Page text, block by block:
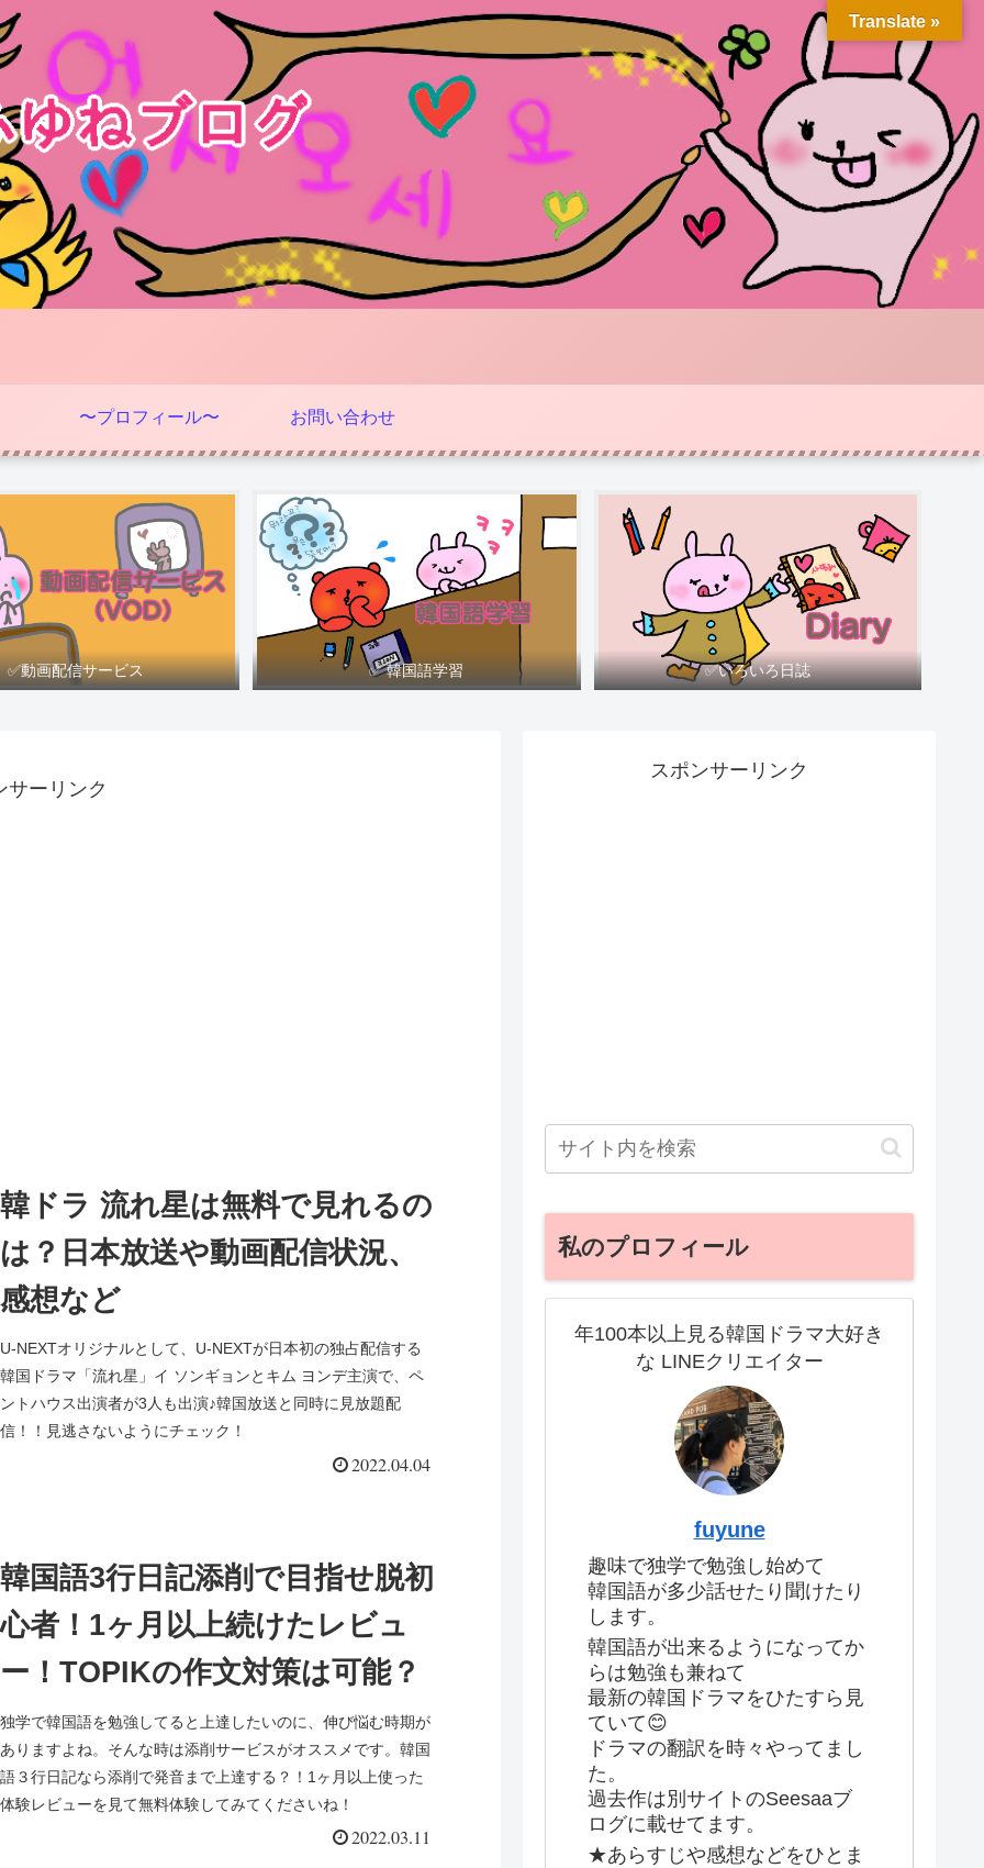
〜プロフィール〜 お問い合わせ
✅動画配信サービス ✅ 韓国語学習 ✅いろいろ日誌
サーリンク
韓ドラ 流れ星は無料で見れるの
は？日本放送や動画配信状況、
感想など
U-NEXTオリジナルとして、U-NEXTが日本初の独占配信する
韓国ドラマ「流れ星」イ ソンギョンとキム ヨンデ主演で、ペ
ントハウス出演者が3人も出演♪韓国放送と同時に見放題配
信！！見逃さないようにチェック！
2022.04.04
韓国語3行日記添削で目指せ脱初
心者！1ヶ月以上続けたレビュ
ー！TOPIKの作文対策は可能？
独学で韓国語を勉強してると上達したいのに、伸び悩む時期が
ありますよね。そんな時は添削サービスがオススメです。韓国
語３行日記なら添削で発音まで上達する？！1ヶ月以上使った
体験レビューを見て無料体験してみてくださいね！
2022.03.11
スポンサーリンク
私のプロフィール
年100本以上見る韓国ドラマ大好き
な LINEクリエイター
fuyune
趣味で独学で勉強し始めて
韓国語が多少話せたり聞けたり
します。
韓国語が出来るようになってか
らは勉強も兼ねて
最新の韓国ドラマをひたすら見
ていて😊
ドラマの翻訳を時々やってまし
た。
過去作は別サイトのSeesaaブ
ログに載せてます。
★あらすじや感想などをひとま
Translate »